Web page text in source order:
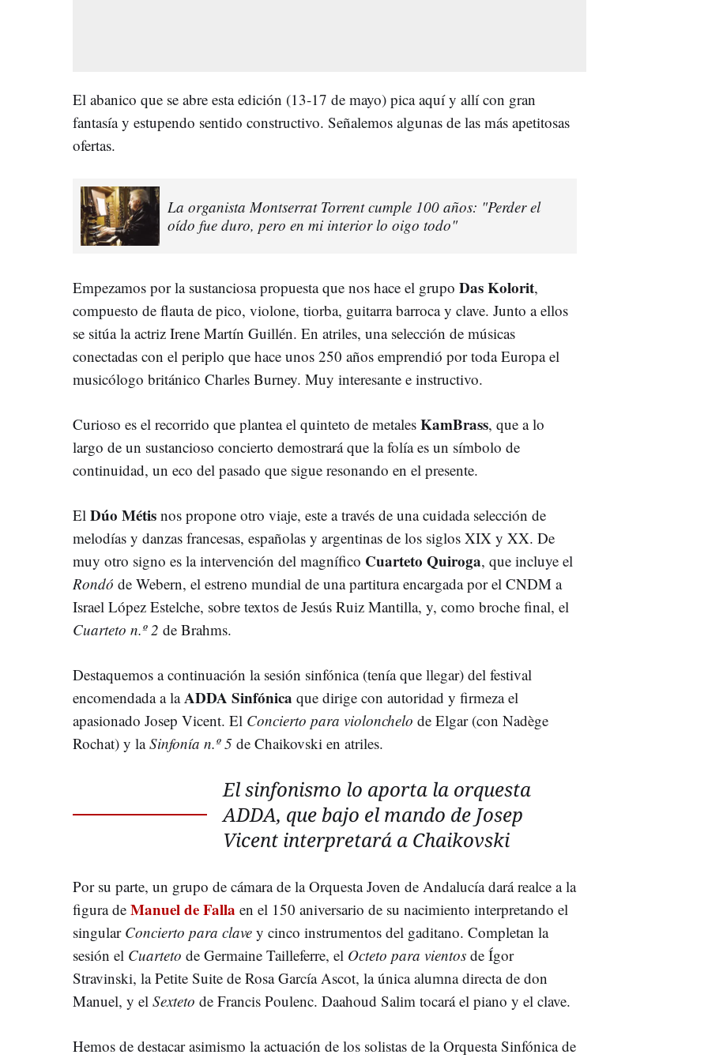
El abanico que se abre esta edición (13-17 de mayo) pica aquí y allí con gran
fantasía y estupendo sentido constructivo. Señalemos algunas de las más apetitosas
ofertas.
La organista Montserrat Torrent cumple 100 años: "Perder el
oído fue duro, pero en mi interior lo oigo todo"
Empezamos por la sustanciosa propuesta que nos hace el grupo Das Kolorit,
compuesto de flauta de pico, violone, tiorba, guitarra barroca y clave. Junto a ellos
se sitúa la actriz Irene Martín Guillén. En atriles, una selección de músicas
conectadas con el periplo que hace unos 250 años emprendió por toda Europa el
musicólogo británico Charles Burney. Muy interesante e instructivo.
Curioso es el recorrido que plantea el quinteto de metales KamBrass, que a lo
largo de un sustancioso concierto demostrará que la folía es un símbolo de
continuidad, un eco del pasado que sigue resonando en el presente.
El Dúo Métis nos propone otro viaje, este a través de una cuidada selección de
melodías y danzas francesas, españolas y argentinas de los siglos XIX y XX. De
muy otro signo es la intervención del magnífico Cuarteto Quiroga, que incluye el
Rondó de Webern, el estreno mundial de una partitura encargada por el CNDM a
Israel López Estelche, sobre textos de Jesús Ruiz Mantilla, y, como broche final, el
Cuarteto n.º 2 de Brahms.
Destaquemos a continuación la sesión sinfónica (tenía que llegar) del festival
encomendada a laADDA Sinfónica que dirige con autoridad y firmeza el
apasionado Josep Vicent. El Concierto para violonchelo de Elgar (con Nadège
Rochat) y laSinfonía n.º 5 de Chaikovski en atriles.
El sinfonismo lo aporta la orquesta
ADDA, que bajo el mando de Josep
Vicent interpretará a Chaikovski
Por su parte, un grupo de cámara de la Orquesta Joven de Andalucía dará realce a la
figura de Manuel de Falla en el 150 aniversario de su nacimiento interpretando el
singular Concierto para clave y cinco instrumentos del gaditano. Completan la
sesión el Cuarteto de Germaine Tailleferre, el Octeto para vientos de Ígor
Stravinski, la Petite Suite de Rosa García Ascot, la única alumna directa de don
Manuel, y el Sexteto de Francis Poulenc. Daahoud Salim tocará el piano y el clave.
Hemos de destacar asimismo la actuación de los solistas de la Orquesta Sinfónica de